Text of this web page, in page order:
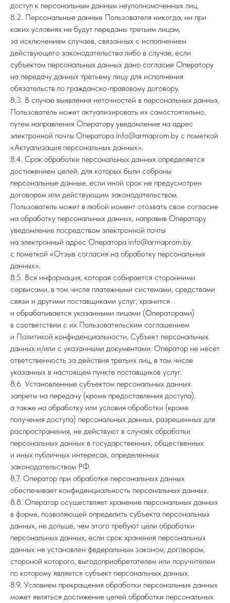
доступ к персональным данным неуполномоченных лиц.
8.2. Персональные данные Пользователя никогда, ни при
каких условиях не будут переданы третьим лицам,
за исключением случаев, связанных с исполнением
действующего законодательства либо в случае, если
субъектом персональных данных дано согласие Оператору
на передачу данных третьему лицу для исполнения
обязательств по гражданско-правовому договору.
8.3. В случае выявления неточностей в персональных данных,
Пользователь может актуализировать их самостоятельно,
путем направления Оператору уведомление на адрес
электронной почты Оператора info@armaprom.by с пометкой
«Актуализация персональных данных».
8.4. Срок обработки персональных данных определяется
достижением целей, для которых были собраны
персональные данные, если иной срок не предусмотрен
договором или действующим законодательством.
Пользователь может в любой момент отозвать свое согласие
на обработку персональных данных, направив Оператору
уведомление посредством электронной почты
на электронный адрес Оператора info@armaprom.by
с пометкой «Отзыв согласия на обработку персональных
данных».
8.5. Вся информация, которая собирается сторонними
сервисами, в том числе платежными системами, средствами
связи и другими поставщиками услуг, хранится
и обрабатывается указанными лицами (Операторами)
в соответствии с их Пользовательским соглашением
и Политикой конфиденциальности. Субъект персональных
данных и/или с указанными документами. Оператор не несет
ответственность за действия третьих лиц, в том числе
указанных в настоящем пункте поставщиков услуг.
8.6. Установленные субъектом персональных данных
запреты на передачу (кроме предоставления доступа),
а также на обработку или условия обработки (кроме
получения доступа) персональных данных, разрешенных для
распространения, не действуют в случаях обработки
персональных данных в государственных, общественных
и иных публичных интересах, определенных
законодательством РФ.
8.7. Оператор при обработке персональных данных
обеспечивает конфиденциальность персональных данных.
8.8. Оператор осуществляет хранение персональных данных
в форме, позволяющей определить субъекта персональных
данных, не дольше, чем этого требуют цели обработки
персональных данных, если срок хранения персональных
данных не установлен федеральным законом, договором,
стороной которого, выгодоприобретателем или поручителем
по которому является субъект персональных данных.
8.9. Условием прекращения обработки персональных данных
может являться достижение целей обработки персональных